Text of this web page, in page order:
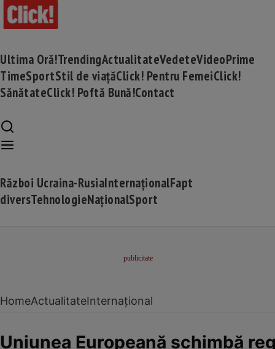
Ultima Oră!TrendingActualitateVedeteVideoPrime
TimeSportStil de viațăClick! Pentru FemeiClick!
SănătateClick! Poftă Bună!Contact
Război Ucraina-RusiaInternaționalFapt
diversTehnologieNaționalSport
HomeActualitateInternațional
Uniunea Europeană schimbă